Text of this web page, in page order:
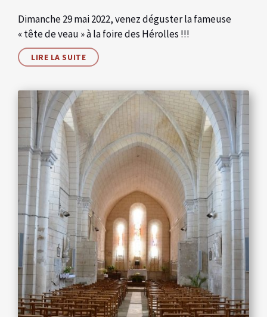
Dimanche 29 mai 2022, venez déguster la fameuse
« tête de veau » à la foire des Hérolles !!!
LIRE LA SUITE